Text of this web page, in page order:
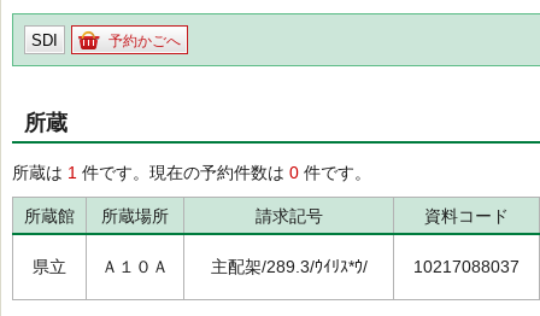
SDI 予約かごへ
所蔵
所蔵は 1 件です。現在の予約件数は 0 件です。
所蔵館 所蔵場所 請求記号 資料コード
県立 Ａ１０Ａ 主配架/289.3/ｳｲﾘｽ*ｳ/ 10217088037